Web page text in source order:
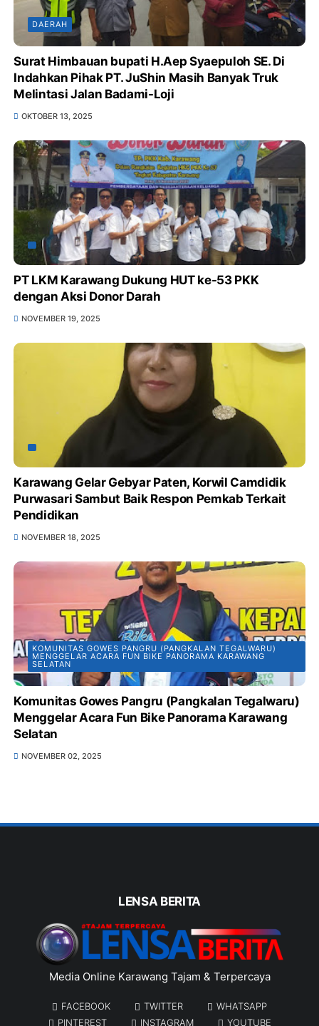
DAERAH
Surat Himbauan bupati H.Aep Syaepuloh SE. Di
Indahkan Pihak PT. JuShin Masih Banyak Truk
Melintasi Jalan Badami-Loji
OKTOBER 13, 2025
PT LKM Karawang Dukung HUT ke-53 PKK
dengan Aksi Donor Darah
NOVEMBER 19, 2025
Karawang Gelar Gebyar Paten, Korwil Camdidik
Purwasari Sambut Baik Respon Pemkab Terkait
Pendidikan
NOVEMBER 18, 2025
KOMUNITAS GOWES PANGRU (PANGKALAN TEGALWARU)
MENGGELAR ACARA FUN BIKE PANORAMA KARAWANG
SELATAN
Komunitas Gowes Pangru (Pangkalan Tegalwaru)
Menggelar Acara Fun Bike Panorama Karawang
Selatan
NOVEMBER 02, 2025
LENSA BERITA
Media Online Karawang Tajam & Terpercaya
FACEBOOK TWITTER
WHATSAPP
PINTEREST
INSTAGRAM YOUTUBE